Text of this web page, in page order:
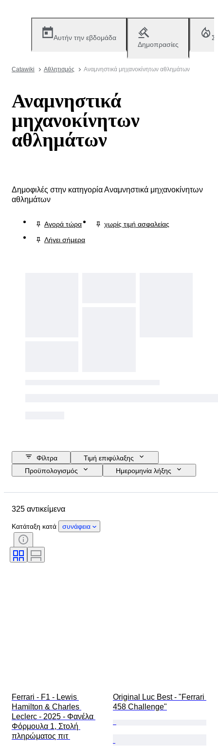
Αυτήν την εβδομάδα
Δημοπρασίες
Catawiki Αθλητισμός Αναμνηστικά μηχανοκίνητων αθλημάτων
Αναμνηστικά
μηχανοκίνητων
αθλημάτων
Δημοφιλές στην κατηγορία Αναμνηστικά μηχανοκίνητων
αθλημάτων
Αγορά τώρα
χωρίς τιμή ασφαλείας
Λήγει σήμερα
Φίλτρα
Τιμή επιφύλαξης
Προϋπολογισμός
Ημερομηνία λήξης
Υλικό
Θέμα
Τεχνική
Υπογραφή
Χρώμα
Αθλητική εκδήλωση
325 αντικείμενα
Κατάταξη κατά συνάφεια
Ferrari - F1 - Lewis
Hamilton & Charles
Leclerc - 2025 - Φανέλα
Φόρμουλα 1, Στολή
πληρώματος πιτ
Original Luc Best - "Ferrari
458 Challenge"